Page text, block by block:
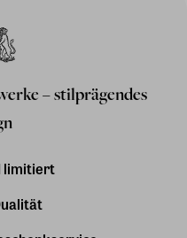
– stilprägendes
limitiert